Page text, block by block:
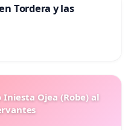
Tordera y las
Ojea (Robe) al